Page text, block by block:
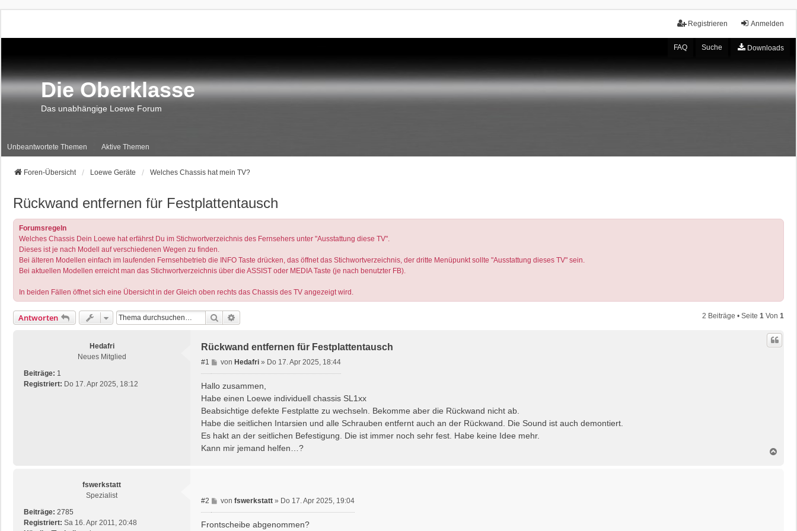
Anmelden
Registrieren
FAQ Suche Downloads
Die Oberklasse
Das unabhängige Loewe Forum
Unbeantwortete Themen Aktive Themen
Foren-Übersicht Loewe Geräte Welches Chassis hat mein TV?
Rückwand entfernen für Festplattentausch
Forumsregeln
Welches Chassis Dein Loewe hat erfährst Du im Stichwortverzeichnis des Fernsehers unter "Ausstattung diese TV".
Dieses ist je nach Modell auf verschiedenen Wegen zu finden.
Bei älteren Modellen einfach im laufenden Fernsehbetrieb die INFO Taste drücken, das öffnet das Stichwortverzeichnis, der dritte Menüpunkt sollte "Ausstattung dieses TV" sein.
Bei aktuellen Modellen erreicht man das Stichwortverzeichnis über die ASSIST oder MEDIA Taste (je nach benutzter FB).
In beiden Fällen öffnet sich eine Übersicht in der Gleich oben rechts das Chassis des TV angezeigt wird.
Antworten Suche 2 Beiträge • Seite 1 Von 1
Hedafri
Neues Mitglied
Beiträge: 1
Registriert: Do 17. Apr 2025, 18:12
Rückwand entfernen für Festplattentausch
#1
B
e
r
a
g
von Hedafri» Do 17. Apr 2025, 18:44
Hallo zusammen,
Habe einen Loewe individuell chassis SL1xx
Beabsichtige defekte Festplatte zu wechseln. Bekomme aber die Rückwand nicht ab.
Habe die seitlichen Intarsien und alle Schrauben entfernt auch an der Rückwand. Die Sound ist auch demontiert.
Es hakt an der seitlichen Befestigung. Die ist immer noch sehr fest. Habe keine Idee mehr.
Kann mir jemand helfen…?
fswerkstatt
Spezialist
Beiträge: 2785
Registriert: Sa 16. Apr 2011, 20:48
#2
B
e
i
von fswerkstatt» Do 17. Apr 2025, 19:04
Frontscheibe abgenommen?